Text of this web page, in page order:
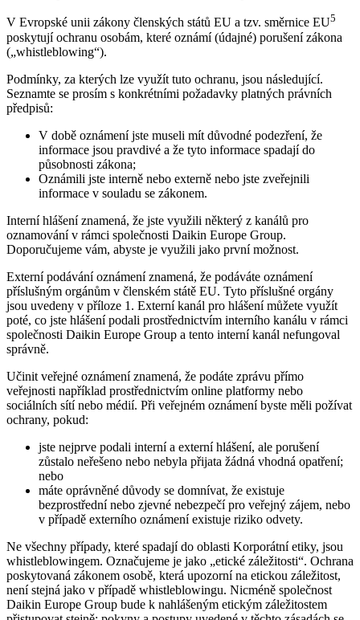
V Evropské unii zákony členských států EU a tzv. směrnice EU5
poskytují ochranu osobám, které oznámí (údajné) porušení zákona
(„whistleblowing“).
Podmínky, za kterých lze využít tuto ochranu, jsou následující.
Seznamte se prosím s konkrétními požadavky platných právních
předpisů:
V době oznámení jste museli mít důvodné podezření, že
informace jsou pravdivé a že tyto informace spadají do
působnosti zákona;
Oznámili jste interně nebo externě nebo jste zveřejnili
informace v souladu se zákonem.
Interní hlášení znamená, že jste využili některý z kanálů pro
oznamování v rámci společnosti Daikin Europe Group.
Doporučujeme vám, abyste je využili jako první možnost.
Externí podávání oznámení znamená, že podáváte oznámení
příslušným orgánům v členském státě EU. Tyto příslušné orgány
jsou uvedeny v příloze 1. Externí kanál pro hlášení můžete využít
poté, co jste hlášení podali prostřednictvím interního kanálu v rámci
společnosti Daikin Europe Group a tento interní kanál nefungoval
správně.
Učinit veřejné oznámení znamená, že podáte zprávu přímo
veřejnosti například prostřednictvím online platformy nebo
sociálních sítí nebo médií. Při veřejném oznámení byste měli požívat
ochrany, pokud:
jste nejprve podali interní a externí hlášení, ale porušení
zůstalo neřešeno nebo nebyla přijata žádná vhodná opatření;
nebo
máte oprávněné důvody se domnívat, že existuje
bezprostřední nebo zjevné nebezpečí pro veřejný zájem, nebo
v případě externího oznámení existuje riziko odvety.
Ne všechny případy, které spadají do oblasti Korporátní etiky, jsou
whistleblowingem. Označujeme je jako „etické záležitosti“. Ochrana
poskytovaná zákonem osobě, která upozorní na etickou záležitost,
není stejná jako v případě whistleblowingu. Nicméně společnost
Daikin Europe Group bude k nahlášeným etickým záležitostem